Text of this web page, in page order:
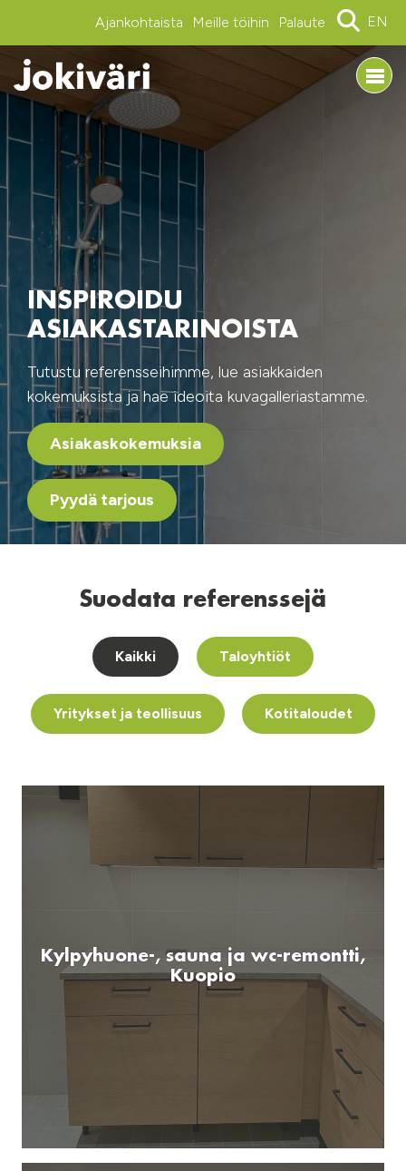
Ajankohtaista Meille töihin Palaute EN
INSPIROIDU
ASIAKASTARINOISTA
Tutustu referensseihimme, lue asiakkaiden
kokemuksista ja hae ideoita kuvagalleriastamme.
Asiakaskokemuksia
Pyydä tarjous
Suodata referenssejä
Kaikki Taloyhtiöt
Yritykset ja teollisuus Kotitaloudet
Kylpyhuone-, sauna ja wc-remontti,
Kuopio